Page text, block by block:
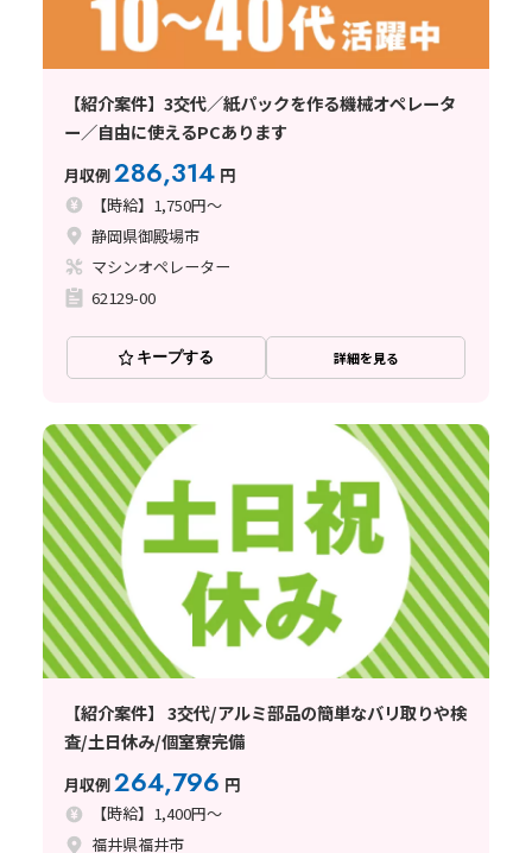
【紹介案件】3交代／紙パックを作る機械オペレータ
ー／自由に使えるPCあります
月収例286,314 円
【時給】1,750円～
静岡県御殿場市
マシンオペレーター
62129-00
キープする 詳細を見る
【紹介案件】 3交代/アルミ部品の簡単なバリ取りや検
査/土日休み/個室寮完備
月収例264,796 円
【時給】1,400円～
福井県福井市